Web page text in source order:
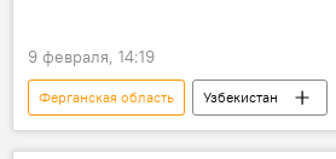
9 февраля, 14:19
Ферганская область
Узбекистан
Саудовская Аравия
Медицина